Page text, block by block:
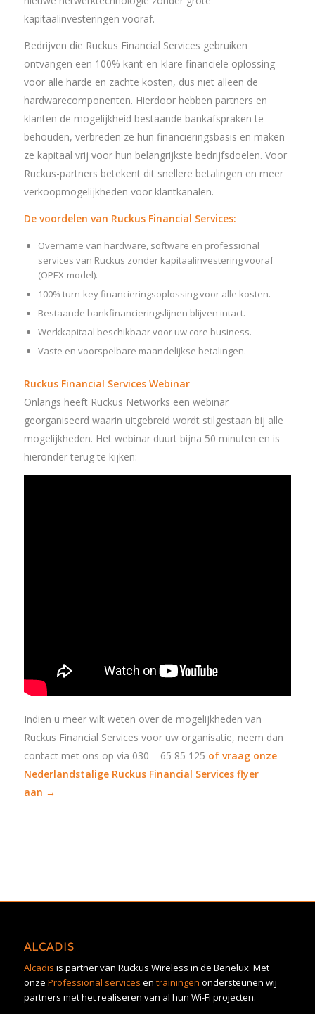
kapitaalinvesteringen vooraf.
Bedrijven die Ruckus Financial Services gebruiken
ontvangen een 100% kant-en-klare financiële oplossing
voor alle harde en zachte kosten, dus niet alleen de
hardwarecomponenten. Hierdoor hebben partners en
klanten de mogelijkheid bestaande bankafspraken te
behouden, verbreden ze hun financieringsbasis en maken
ze kapitaal vrij voor hun belangrijkste bedrijfsdoelen. Voor
Ruckus-partners betekent dit snellere betalingen en meer
verkoopmogelijkheden voor klantkanalen.
De voordelen van Ruckus Financial Services:
Overname van hardware, software en professional
services van Ruckus zonder kapitaalinvestering vooraf
(OPEX-model).
100% turn-key financieringsoplossing voor alle kosten.
Bestaande bankfinancieringslijnen blijven intact.
Werkkapitaal beschikbaar voor uw core business.
Vaste en voorspelbare maandelijkse betalingen.
Ruckus Financial Services Webinar
Onlangs heeft Ruckus Networks een webinar
georganiseerd waarin uitgebreid wordt stilgestaan bij alle
mogelijkheden. Het webinar duurt bijna 50 minuten en is
hieronder terug te kijken:
Indien u meer wilt weten over de mogelijkheden van
Ruckus Financial Services voor uw organisatie, neem dan
contact met ons op via 030 – 65 85 125 of vraag onze
Nederlandstalige Ruckus Financial Services flyer
aan →
ALCADIS
Alcadis is partner van Ruckus Wireless in de Benelux. Met
onze Professional services en trainingen ondersteunen wij
partners met het realiseren van al hun Wi-Fi projecten.